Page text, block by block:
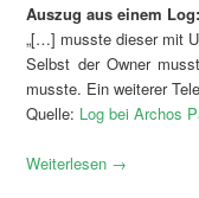
Auszug aus einem Log:
„[…] musste dieser mit
Selbst der Owner
musste. Ein weiterer
Quelle: Log bei Archos
Weiterlesen →